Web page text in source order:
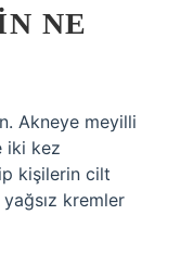
NE
Akneye meyilli
iki kez
kişilerin cilt
kremler